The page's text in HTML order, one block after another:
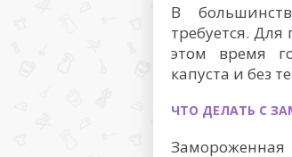
В
требуется.
этом время
капуста и без
ЧТО ДЕЛАТЬ С